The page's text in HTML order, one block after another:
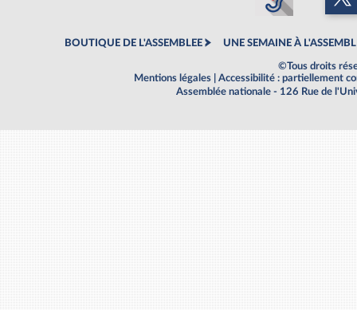
BOUTIQUE DE L'ASSEMBLEE UNE SEMAINE À
©Tous droits
Mentions légales
Accessibilité : partiellement
Assemblée nationale - 126 Rue de